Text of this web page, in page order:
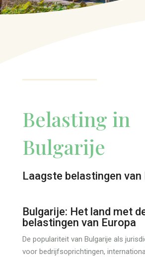
Belasting in
Bulgarije
Laagste belastingen van
Bulgarije: Het land met
belastingen van Europa
De populariteit van Bulgarije als
voor bedrijfsoprichtingen,